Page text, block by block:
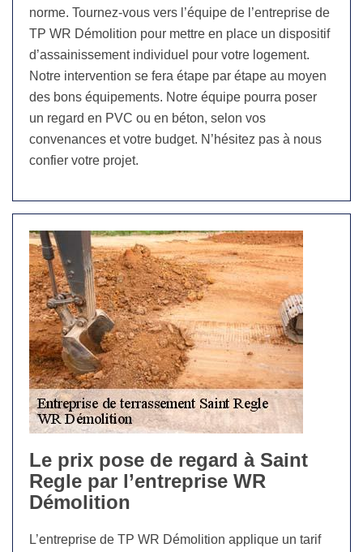
norme. Tournez-vous vers l’équipe de l’entreprise de
TP WR Démolition pour mettre en place un dispositif
d’assainissement individuel pour votre logement.
Notre intervention se fera étape par étape au moyen
des bons équipements. Notre équipe pourra poser
un regard en PVC ou en béton, selon vos
convenances et votre budget. N’hésitez pas à nous
confier votre projet.
Le prix pose de regard à Saint
Regle par l’entreprise WR
Démolition
L’entreprise de TP WR Démolition applique un tarif